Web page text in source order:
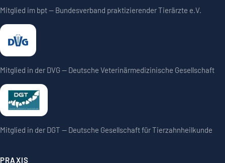
Mitglied im bpt — Bundesverband praktizierender Tierärzte e.V.
Mitglied in der DVG — Deutsche Veterinärmedizinische Gesellschaft
Mitglied in der DGT — Deutsche Gesellschaft für Tierzahnheilkunde
PRAXIS